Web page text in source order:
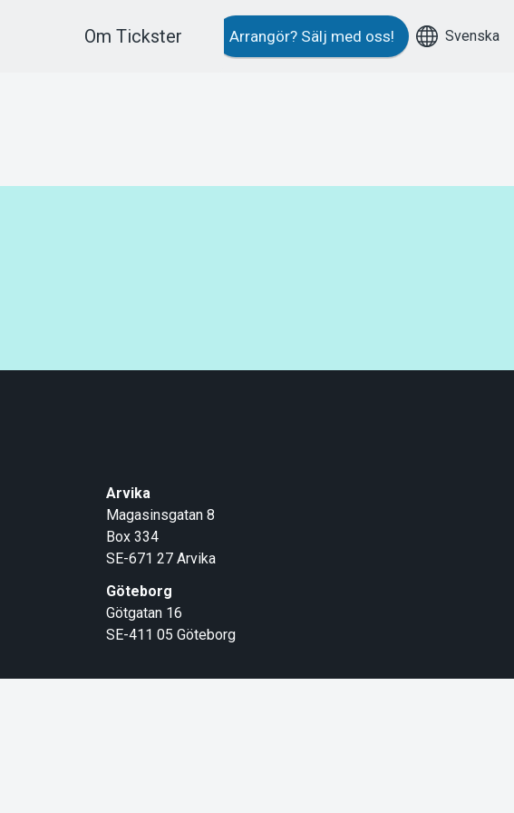
Om Tickster Arrangör? Sälj med oss! Svenska
Arvika
Magasinsgatan 8
Box 334
SE-671 27 Arvika
Göteborg
Götgatan 16
SE-411 05 Göteborg